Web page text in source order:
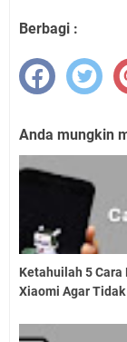
Berbagi :
Anda mungkin
Ketahuilah 5 Cara
Xiaomi Agar Tidak